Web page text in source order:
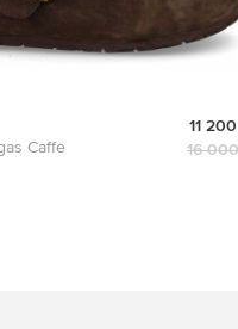
Caffe
11
16